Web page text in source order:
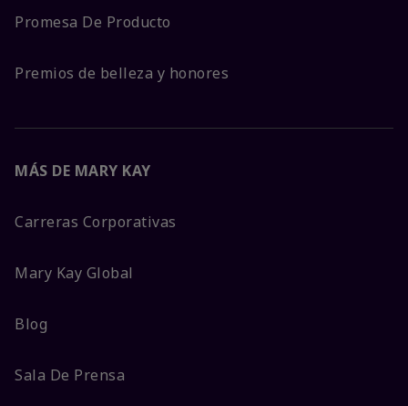
Promesa De Producto
Premios de belleza y honores
MÁS DE MARY KAY
Carreras Corporativas
Mary Kay Global
Blog
Sala De Prensa